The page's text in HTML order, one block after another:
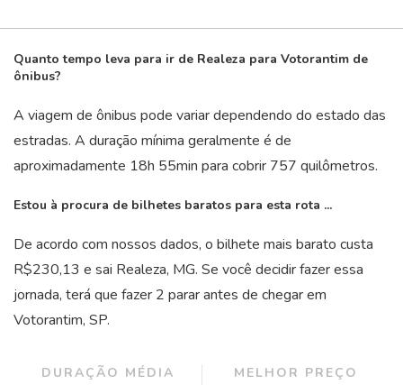
Quanto tempo leva para ir de Realeza para Votorantim de
ônibus?
A viagem de ônibus pode variar dependendo do estado das
estradas. A duração mínima geralmente é de
aproximadamente 18h 55min para cobrir 757 quilômetros.
Estou à procura de bilhetes baratos para esta rota ...
De acordo com nossos dados, o bilhete mais barato custa
R$230,13 e sai Realeza, MG. Se você decidir fazer essa
jornada, terá que fazer 2 parar antes de chegar em
Votorantim, SP.
DURAÇÃO MÉDIA MELHOR PREÇO